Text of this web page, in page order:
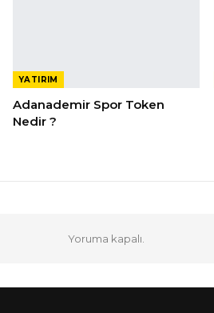
YATIRIM
Adanademir Spor Token
Nedir ?
Yoruma kapalı.